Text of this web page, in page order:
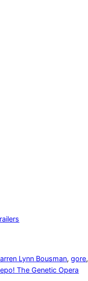
Lynn Bousman, gore,
The Genetic Opera